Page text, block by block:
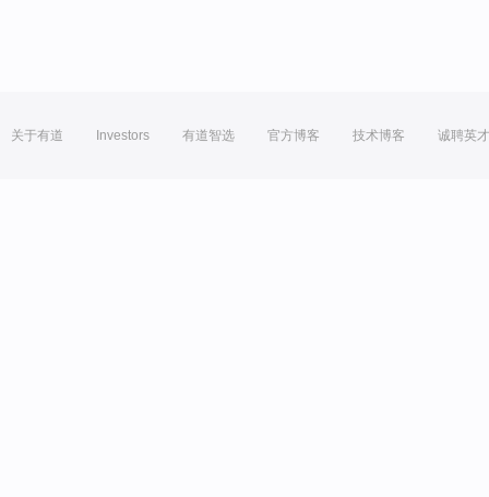
关于有道 Investors 有道智选 官方博客 技术博客 诚聘英才